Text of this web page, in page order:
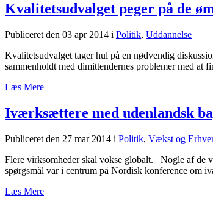
Kvalitetsudvalget peger på de
Publiceret den 03 apr 2014 i Politik, Uddannelse
Kvalitetsudvalget tager hul på en nødvendig
sammenholdt med dimittendernes problemer med at
Læs Mere
Iværksættere med udenlandsk
Publiceret den 27 mar 2014 i Politik, Vækst og
Flere virksomheder skal vokse globalt. Nogle af de
spørgsmål var i centrum på Nordisk konference om
Læs Mere